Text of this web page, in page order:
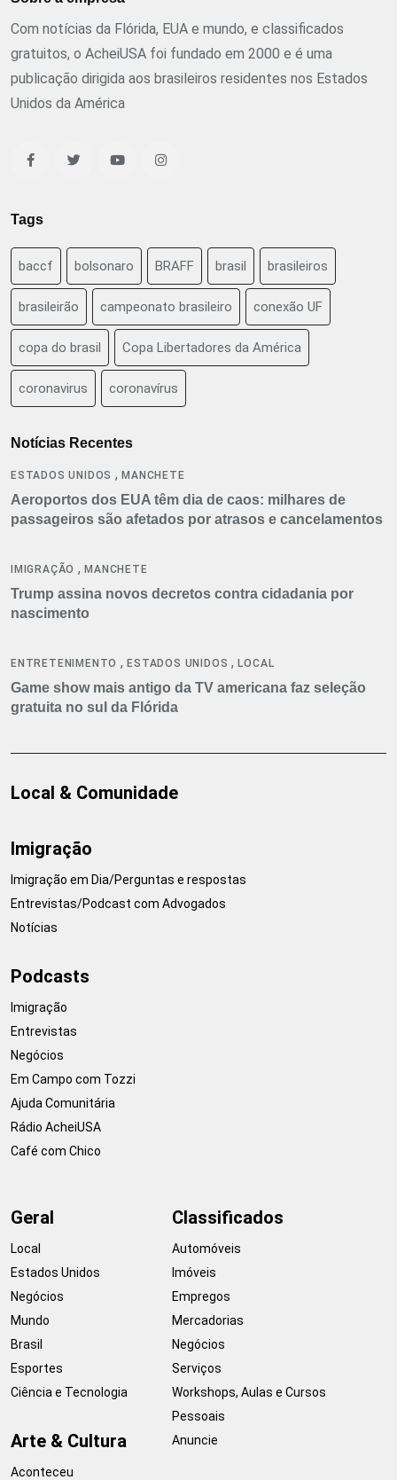
Com notícias da Flórida, EUA e mundo, e classificados
gratuitos, o AcheiUSA foi fundado em 2000 e é uma
publicação dirigida aos brasileiros residentes nos Estados
Unidos da América
Tags
baccf bolsonaro BRAFF brasil brasileiros
brasileirão campeonato brasileiro conexão UF
copa do brasil Copa Libertadores da América
coronavirus coronavírus
Notícias Recentes
ESTADOS UNIDOS ,MANCHETE
Aeroportos dos EUA têm dia de caos: milhares de
passageiros são afetados por atrasos e cancelamentos
IMIGRAÇÃO ,MANCHETE
Trump assina novos decretos contra cidadania por
nascimento
ENTRETENIMENTO ,ESTADOS UNIDOS ,LOCAL
Game show mais antigo da TV americana faz seleção
gratuita no sul da Flórida
Local & Comunidade
Imigração
Imigração em Dia/Perguntas e respostas
Entrevistas/Podcast com Advogados
Notícias
Podcasts
Imigração
Entrevistas
Negócios
Em Campo com Tozzi
Ajuda Comunitária
Rádio AcheiUSA
Café com Chico
Geral
Local
Estados Unidos
Negócios
Mundo
Brasil
Esportes
Ciência e Tecnologia
Arte & Cultura
Aconteceu
Classificados
Automóveis
Imóveis
Empregos
Mercadorias
Negócios
Serviços
Workshops, Aulas e Cursos
Pessoais
Anuncie